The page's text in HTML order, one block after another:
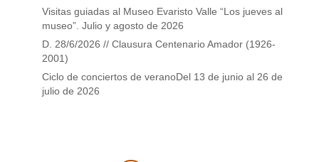
Visitas guiadas al Museo Evaristo Valle “Los jueves al
museo”. Julio y agosto de 2026
D. 28/6/2026 // Clausura Centenario Amador (1926-
2001)
Ciclo de conciertos de veranoDel 13 de junio al 26 de
julio de 2026